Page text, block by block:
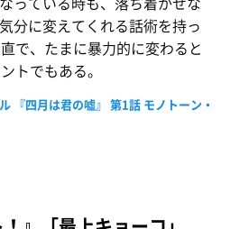
分に変えてくれる話術を持っ
で、たまに暴力的に変わると
トでもある。
『四月は君の嘘』 第1話 モノトーン・